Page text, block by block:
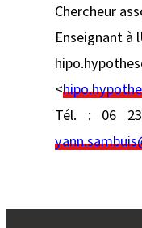
Chercheur
Enseignant à
<
Tél. : 06